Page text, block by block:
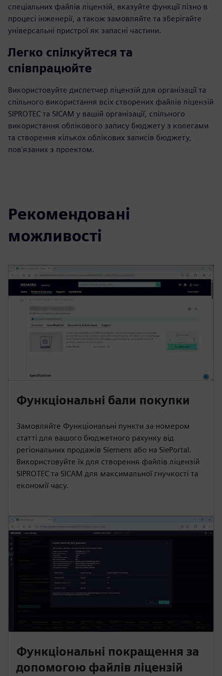
спеціальних файлів ліцензій, вказуйте функції пізно в
процесі інженерії, а також замовляйте та зберігайте
універсальні пристрої як запасні частини.
Легко спілкуйтеся та
співпрацюйте
Використовуйте диспетчер ліцензій для організації та
спільного використання всіх створених файлів ліцензій
SIPROTEC та SICAM у вашій організації, спільного
використання облікового запису бюджету з колегами
та створення кількох облікових записів бюджету,
пов'язаних з проектом.
Рекомендовані
можливості
Функціональні бали покупки
Замовляйте Функціональні пункти за номером
статті для вашого бюджетного рахунку від
регіональних продажів Siemens або на SiePortal.
Використовуйте їх для створення файлів ліцензій
SIPROTEC та SICAM для максимальної гнучкості та
економії часу.
Функціональні покращення за
допомогою файлів ліцензій